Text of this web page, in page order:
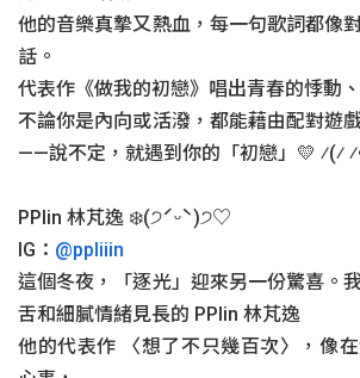
他的音樂真摯又熱血，每一句歌詞都像
話。
代表作《做我的初戀》唱出青春的悸動
不論你是內向或活潑，都能藉由配對遊
——說不定，就遇到你的「初戀」💛 ⁄(⁄
PPlin 林芃逸 ❄️(੭ˊᵕˋ)੭♡
IG： @ppliiin
這個冬夜，「逐光」迎來另一份驚喜。
舌和細膩情緒見長的 PPlin 林芃逸
他的代表作 〈想了不只幾百次〉，像